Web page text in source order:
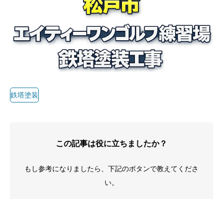
鉄塔塗装
この記事は役に立ちましたか？
もし参考になりましたら、下記のボタンで教えてくださ
い。